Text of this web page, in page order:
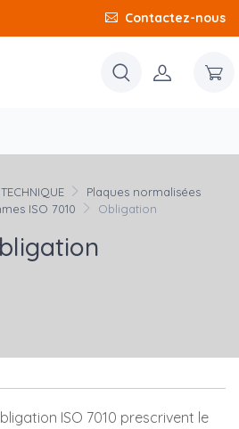
Contactez-nous
Plaques normalisées
ISO 7010
Obligation
ISO 7010 prescrivent le